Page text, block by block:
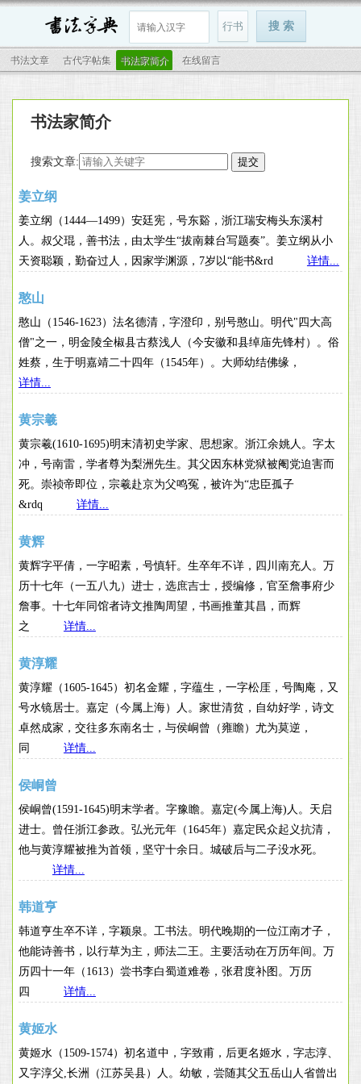
书法文章 古代字帖集 书法家简介 在线留言
书法家简介
搜索文章:
姜立纲
姜立纲（1444—1499）安廷宪，号东谿，浙江瑞安梅头东溪村
人。叔父琨，善书法，由太学生“拔南棘台写题奏”。姜立纲从小
天资聪颖，勤奋过人，因家学渊源，7岁以“能书&rd 详情...
憨山
憨山（1546-1623）法名德清，字澄印，别号憨山。明代"四大高
僧"之一，明金陵全椒县古蔡浅人（今安徽和县绰庙先锋村）。俗
姓蔡，生于明嘉靖二十四年（1545年）。大师幼结佛缘，
详情...
黄宗羲
黄宗羲(1610-1695)明末清初史学家、思想家。浙江余姚人。字太
冲，号南雷，学者尊为梨洲先生。其父因东林党狱被阉党迫害而
死。崇祯帝即位，宗羲赴京为父鸣冤，被许为“忠臣孤子
&rdq 详情...
黄辉
黄辉字平倩，一字昭素，号慎轩。生卒年不详，四川南充人。万
历十七年（一五八九）进士，选庶吉士，授编修，官至詹事府少
詹事。十七年同馆者诗文推陶周望，书画推董其昌，而辉
之 详情...
黄淳耀
黄淳耀（1605-1645）初名金耀，字蕴生，一字松厓，号陶庵，又
号水镜居士。嘉定（今属上海）人。家世清贫，自幼好学，诗文
卓然成家，交往多东南名士，与侯峒曾（雍瞻）尤为莫逆，
同 详情...
侯峒曾
侯峒曾(1591-1645)明末学者。字豫瞻。嘉定(今属上海)人。天启
进士。曾任浙江参政。弘光元年（1645年）嘉定民众起义抗清，
他与黄淳耀被推为首领，坚守十余日。城破后与二子没水死。
详情...
韩道亨
韩道亨生卒不详，字颖泉。工书法。明代晚期的一位江南才子，
他能诗善书，以行草为主，师法二王。主要活动在万历年间。万
历四十一年（1613）尝书李白蜀道难卷，张君度补图。万历
四 详情...
黄姬水
黄姬水（1509-1574）初名道中，字致甫，后更名姬水，字志淳、
又字淳父,长洲（江苏吴县）人。幼敏，尝随其父五岳山人省曾出